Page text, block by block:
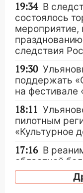
19:34 В
состоялось
мероприятие,
следствия
19:30
поддержать
на
18:11
пилотным
«Культурное
17:16 В
областной
новых